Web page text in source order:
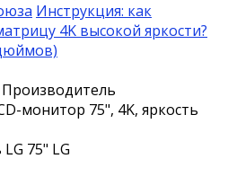
Инструкция: как
4K высокой яркости?
Производитель
монитор 75", 4K, яркость
75" LG